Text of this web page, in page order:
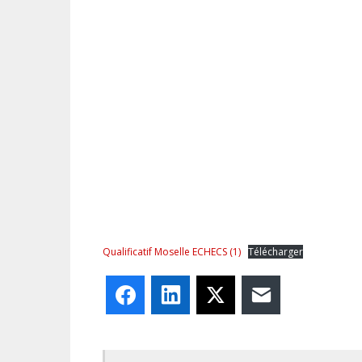
Qualificatif Moselle ECHECS (1) Télécharger
FacebookLinkedIn